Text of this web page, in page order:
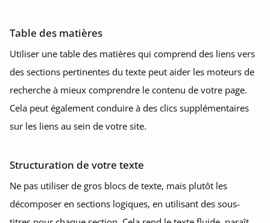
Table des matières
Utiliser une table des matières qui comprend des liens vers
des sections pertinentes du texte peut aider les moteurs de
recherche à mieux comprendre le contenu de votre page.
Cela peut également conduire à des clics supplémentaires
sur les liens au sein de votre site.
Structuration de votre texte
Ne pas utiliser de gros blocs de texte, mais plutôt les
décomposer en sections logiques, en utilisant des sous-